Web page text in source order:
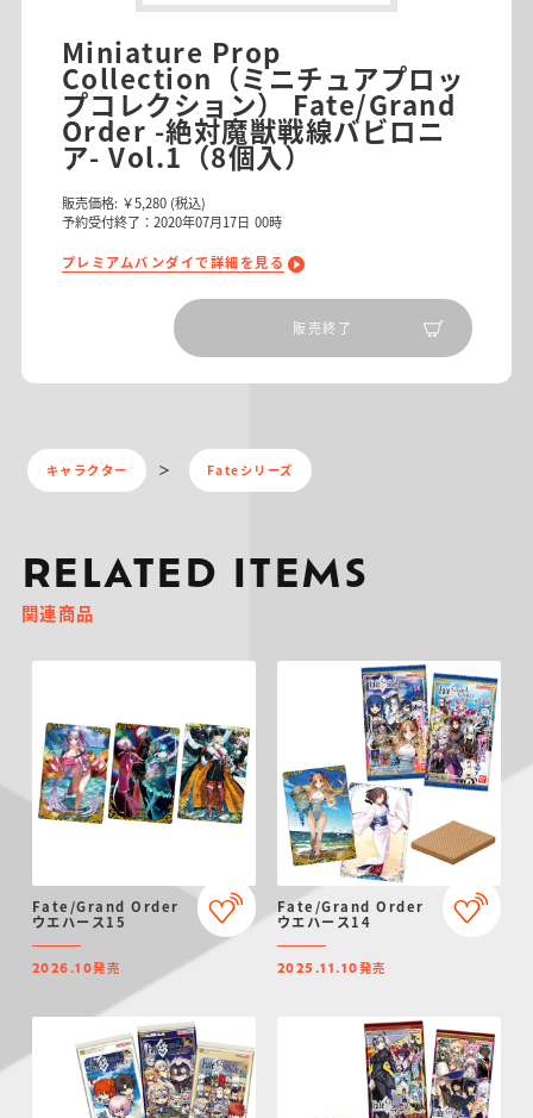
Miniature Prop
Collection（ミニチュアプロッ
プコレクション） Fate/Grand
Order -絶対魔獣戦線バビロニ
ア- Vol.1（8個入）
販売価格: ￥5,280 (税込)
予約受付終了：2020年07月17日 00時
プレミアムバンダイで詳細を見る
販売終了
キャラクター Fateシリーズ
RELATED ITEMS
関連商品
Fate/Grand Order
ウエハース15
2026.10発売
Fate/Grand Order
ウエハース14
2025.11.10発売